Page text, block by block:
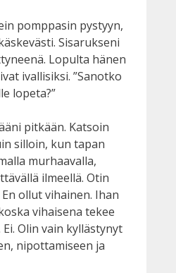
pomppasin pystyyn,
Sisarukseni
Lopulta hänen
ivallisiksi. ”Sanotko
lopeta?”
pitkään. Katsoin
silloin, kun tapan
murhaavalla,
ilmeellä. Otin
ollut vihainen. Ihan
vihaisena tekee
Olin vain kyllästynyt
nipottamiseen ja